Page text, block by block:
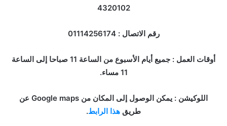
4320102
رقم الاتصال : 01114256174
أوقات العمل : جميع أيام الأسبوع من الساعة 11 صباحا إلى الساعة
11 مساء.
اللوكيشن : يمكن الوصول إلى المكان من Google maps عن
طريق هذا الرابط.